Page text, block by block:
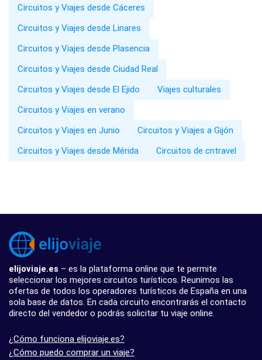
Circuitos y Viajes desde Cáceres
Circuitos y Viajes desde Linares
Circuitos y Viajes desde Plasencia
Circuitos y Viajes desde Ciudad Real
Circuitos y Viajes desde El Ejido
Viajes culturales
Circuitos y Viajes en verano
Circuitos y Viajes en Junio
Circuitos y Viajes a Gijón
Circuitos y Viajes desde Mérida
Circuitos de cntravel
elijoviaje.es – es la plataforma online que te permite
seleccionar los mejores circuitos turísticos. Reunimos las
ofertas de todos los operadores turísticos de España en una
sola base de datos. En cada circuito encontrarás el contacto
directo del vendedor o podrás solicitar tu viaje online.
¿Cómo funciona elijoviaje.es?
¿Cómo puedo comprar un viaje?